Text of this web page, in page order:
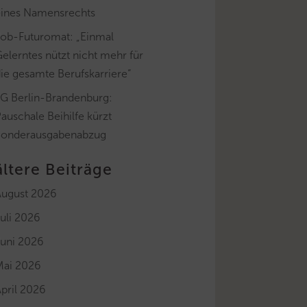
Namensrechts
Futuromat: „Einmal
nützt nicht mehr für
gesamte Berufskarriere“
Berlin-Brandenburg:
Beihilfe kürzt
Beiträge
2026
2026
2026
2026
2026